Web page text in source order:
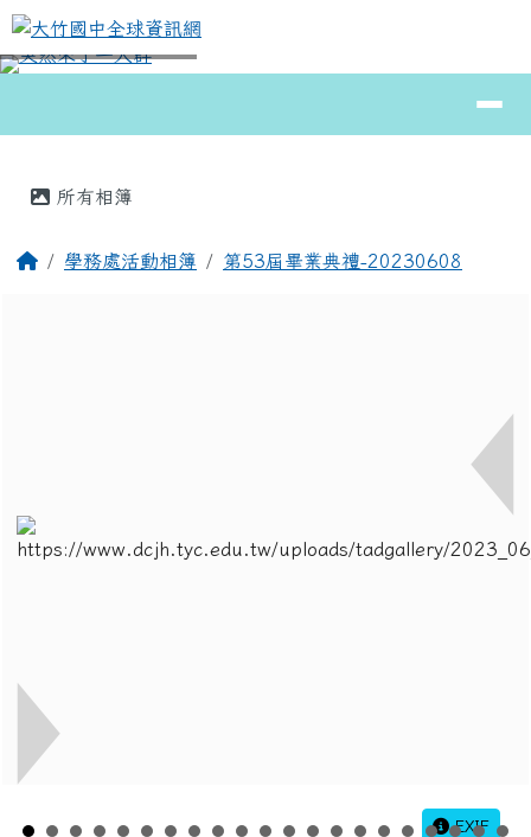
跳至主內容區
大竹國中全球資訊網
⏸
所有相簿
回首頁學務處活動相簿 第53屆畢業典禮-20230608
EXIF